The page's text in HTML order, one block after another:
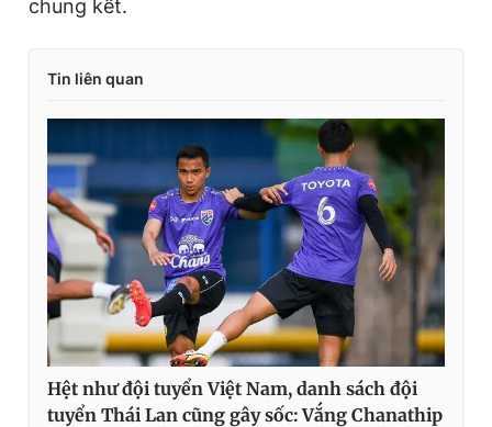
chung kết.
Tin liên quan
Hệt như đội tuyển Việt Nam, danh sách đội
tuyển Thái Lan cũng gây sốc: Vắng Chanathip